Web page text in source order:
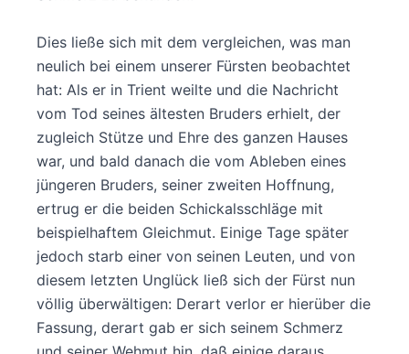
Dies ließe sich mit dem vergleichen, was man
neulich bei einem unserer Fürsten beobachtet
hat: Als er in Trient weilte und die Nachricht
vom Tod seines ältesten Bruders erhielt, der
zugleich Stütze und Ehre des ganzen Hauses
war, und bald danach die vom Ableben eines
jüngeren Bruders, seiner zweiten Hoffnung,
ertrug er die beiden Schickalsschläge mit
beispielhaftem Gleichmut. Einige Tage später
jedoch starb einer von seinen Leuten, und von
diesem letzten Unglück ließ sich der Fürst nun
völlig überwältigen: Derart verlor er hierüber die
Fassung, derart gab er sich seinem Schmerz